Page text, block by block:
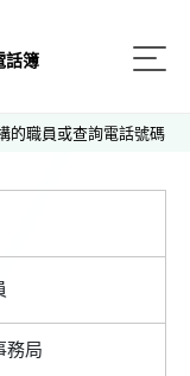
話簿
的職員或查詢電話號碼
務局